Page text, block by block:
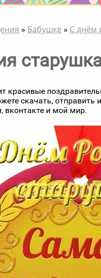
» Бабушке » С днём
красивые
скачать,
вконтакте и мой мир.